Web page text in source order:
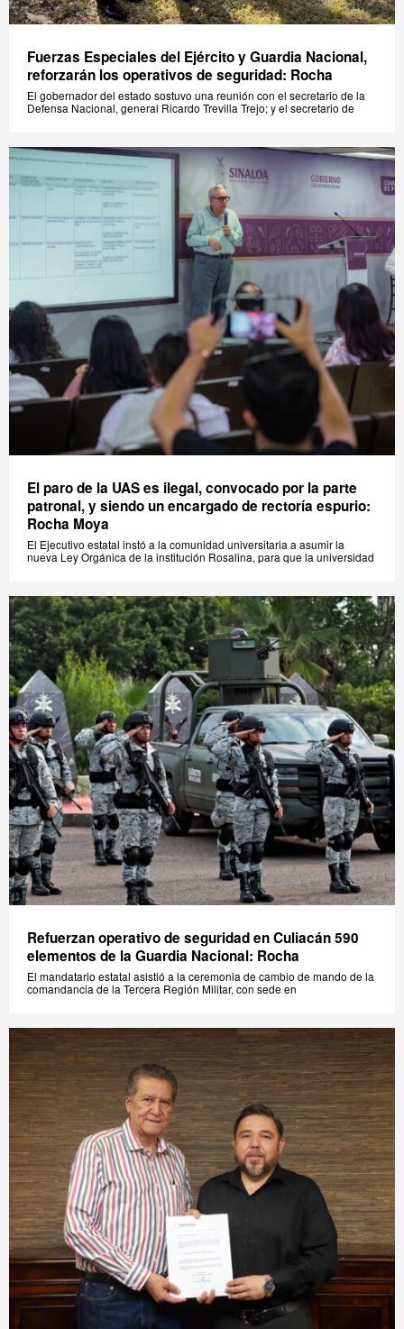
Fuerzas Especiales del Ejército y Guardia Nacional,
reforzarán los operativos de seguridad: Rocha
El gobernador del estado sostuvo una reunión con el secretario de la
Defensa Nacional, general Ricardo Trevilla Trejo; y el secretario de
El paro de la UAS es ilegal, convocado por la parte
patronal, y siendo un encargado de rectoría espurio:
Rocha Moya
El Ejecutivo estatal instó a la comunidad universitaria a asumir la
nueva Ley Orgánica de la institución Rosalina, para que la universidad
Refuerzan operativo de seguridad en Culiacán 590
elementos de la Guardia Nacional: Rocha
El mandatario estatal asistió a la ceremonia de cambio de mando de la
comandancia de la Tercera Región Militar, con sede en